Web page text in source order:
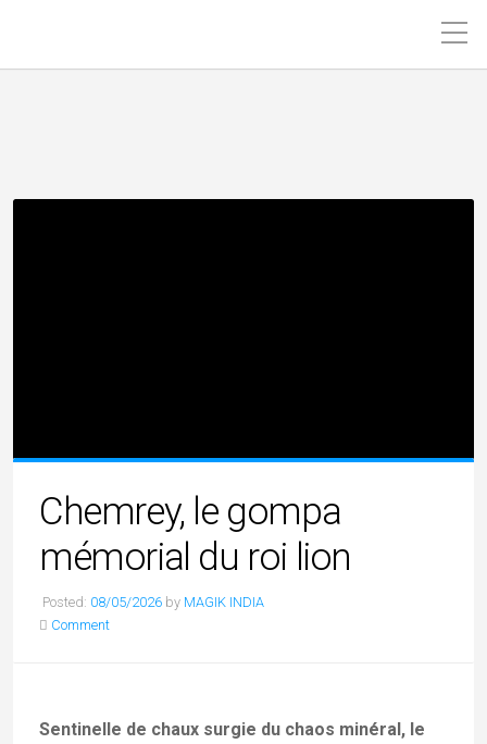
Chemrey, le gompa
mémorial du roi lion
Posted: 08/05/2026 by MAGIK INDIA
Comment
Sentinelle de chaux surgie du chaos minéral, le